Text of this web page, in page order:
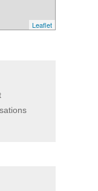
Leaflet